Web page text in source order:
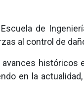
de
al control de
históricos
en la actualidad,